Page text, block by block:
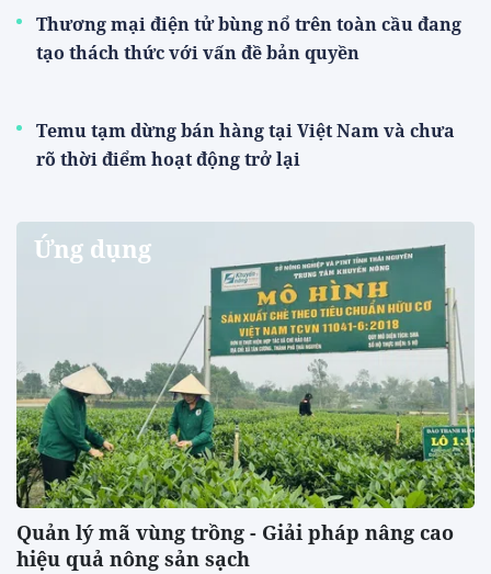
Thương mại điện tử bùng nổ trên toàn cầu đang
tạo thách thức với vấn đề bản quyền
Temu tạm dừng bán hàng tại Việt Nam và chưa
rõ thời điểm hoạt động trở lại
Ứng dụng
Quản lý mã vùng trồng - Giải pháp nâng cao
hiệu quả nông sản sạch